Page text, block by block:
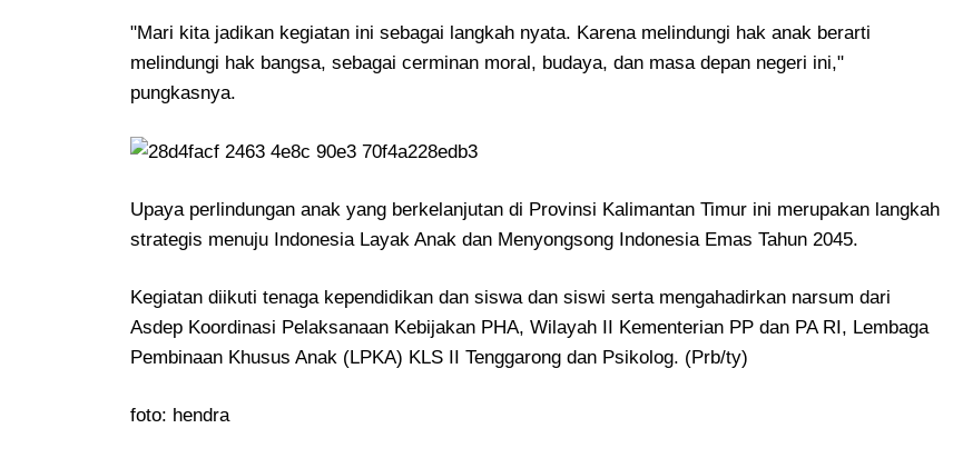
"Mari kita jadikan kegiatan ini sebagai langkah nyata. Karena melindungi hak anak berarti
melindungi hak bangsa, sebagai cerminan moral, budaya, dan masa depan negeri ini,"
pungkasnya.
Upaya perlindungan anak yang berkelanjutan di Provinsi Kalimantan Timur ini merupakan langkah
strategis menuju Indonesia Layak Anak dan Menyongsong Indonesia Emas Tahun 2045.
Kegiatan diikuti tenaga kependidikan dan siswa dan siswi serta mengahadirkan narsum dari
Asdep Koordinasi Pelaksanaan Kebijakan PHA, Wilayah II Kementerian PP dan PA RI, Lembaga
Pembinaan Khusus Anak (LPKA) KLS II Tenggarong dan Psikolog. (Prb/ty)
foto: hendra